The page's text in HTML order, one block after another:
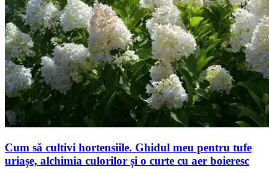
Cum să cultivi hortensiile. Ghidul meu pentru tufe
uriașe, alchimia culorilor și o curte cu aer boieresc